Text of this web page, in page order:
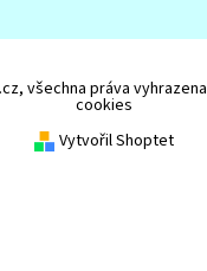
všechna práva vyhrazena
cookies
Vytvořil Shoptet